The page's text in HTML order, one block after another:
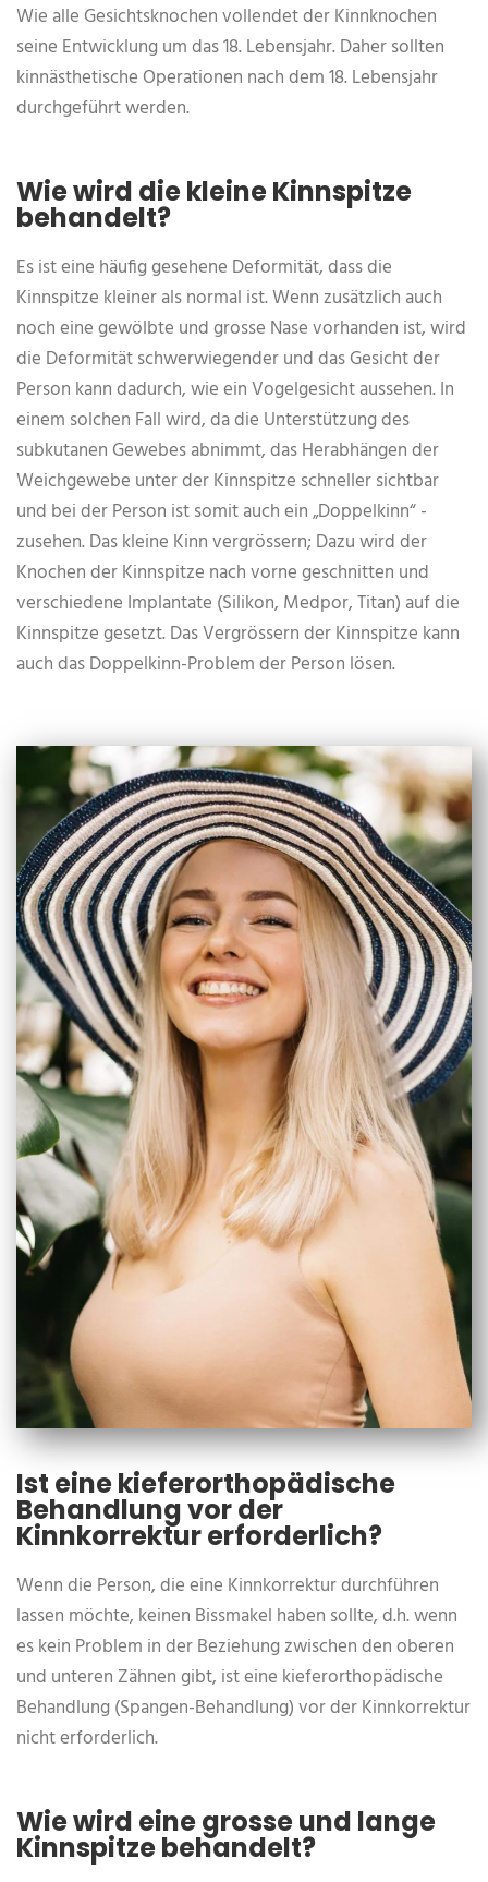
Wie alle Gesichtsknochen vollendet der Kinnknochen
seine Entwicklung um das 18. Lebensjahr. Daher sollten
kinnästhetische Operationen nach dem 18. Lebensjahr
durchgeführt werden.
Wie wird die kleine Kinnspitze
behandelt?
Es ist eine häufig gesehene Deformität, dass die
Kinnspitze kleiner als normal ist. Wenn zusätzlich auch
noch eine gewölbte und grosse Nase vorhanden ist, wird
die Deformität schwerwiegender und das Gesicht der
Person kann dadurch, wie ein Vogelgesicht aussehen. In
einem solchen Fall wird, da die Unterstützung des
subkutanen Gewebes abnimmt, das Herabhängen der
Weichgewebe unter der Kinnspitze schneller sichtbar
und bei der Person ist somit auch ein „Doppelkinn“ -
zusehen. Das kleine Kinn vergrössern; Dazu wird der
Knochen der Kinnspitze nach vorne geschnitten und
verschiedene Implantate (Silikon, Medpor, Titan) auf die
Kinnspitze gesetzt. Das Vergrössern der Kinnspitze kann
auch das Doppelkinn-Problem der Person lösen.
Ist eine kieferorthopädische
Behandlung vor der
Kinnkorrektur erforderlich?
Wenn die Person, die eine Kinnkorrektur durchführen
lassen möchte, keinen Bissmakel haben sollte, d.h. wenn
es kein Problem in der Beziehung zwischen den oberen
und unteren Zähnen gibt, ist eine kieferorthopädische
Behandlung (Spangen-Behandlung) vor der Kinnkorrektur
nicht erforderlich.
Wie wird eine grosse und lange
Kinnspitze behandelt?